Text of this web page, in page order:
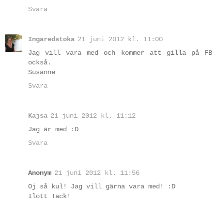
Svara
Ingaredstoka 21 juni 2012 kl. 11:00
Jag vill vara med och kommer att gilla på FB
också.
Susanne
Svara
Kajsa 21 juni 2012 kl. 11:12
Jag är med :D
Svara
Anonym 21 juni 2012 kl. 11:56
Oj så kul! Jag vill gärna vara med! :D
Ilott Tack!